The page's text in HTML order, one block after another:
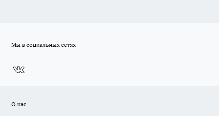
Мы в социальных сетях
О нас